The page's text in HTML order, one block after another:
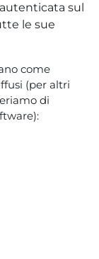
sul
le sue
come
(per altri
di